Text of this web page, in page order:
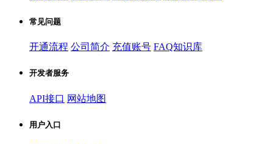
常见问题
开通流程 公司简介 充值账号 FAQ知识库
开发者服务
API接口 网站地图
用户入口